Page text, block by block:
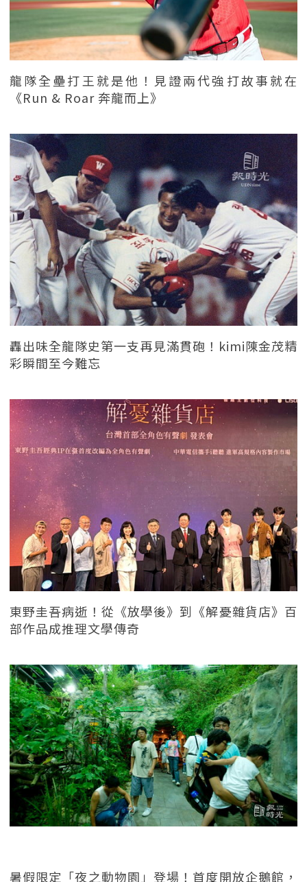
龍隊全壘打王就是他！見證兩代強打故事就在
《Run & Roar 奔龍而上》
轟出味全龍隊史第一支再見滿貫砲！kimi陳金茂精
彩瞬間至今難忘
東野圭吾病逝！從《放學後》到《解憂雜貨店》百
部作品成推理文學傳奇
暑假限定「夜之動物園」登場！首度開放企鵝館，